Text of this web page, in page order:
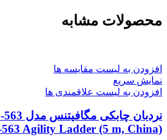
محصولات مشابه
افزودن به لیست مقایسه ها
نمایش سریع
افزودن به لیست علاقمندی ها
563 Agility Ladder (5 m, China)